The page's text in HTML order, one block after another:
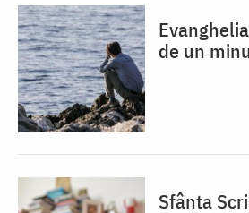
de un
Sfânta